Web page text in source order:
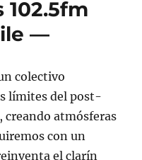
102.5fm
—
colectivo
límites del post-
atmósferas
con un
el clarín